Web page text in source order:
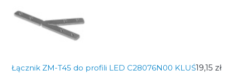
Łącznik ZM-T45 do profili LED C28076N00 KLUŚ19,15 zł